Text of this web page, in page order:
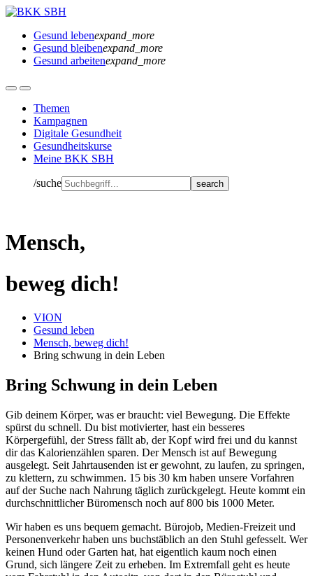
Gesund lebenexpand_more
Gesund bleibenexpand_more
Gesund arbeitenexpand_more
Themen
Kampagnen
Digitale Gesundheit
Gesundheitskurse
Meine BKK SBH
/suche
Mensch,
beweg dich!
VION
Gesund leben
Mensch, beweg dich!
Bring schwung in dein Leben
Bring Schwung in dein Leben
Gib deinem Körper, was er braucht: viel Bewegung. Die Effekte
spürst du schnell. Du bist motivierter, hast ein besseres
Körpergefühl, der Stress fällt ab, der Kopf wird frei und du kannst
dir das Kalorienzählen sparen. Der Mensch ist auf Bewegung
ausgelegt. Seit Jahrtausenden ist er gewohnt, zu laufen, zu springen,
zu klettern, zu schwimmen. 15 bis 30 km haben unsere Vorfahren
auf der Suche nach Nahrung täglich zurückgelegt. Heute kommt ein
durchschnittlicher Büromensch noch auf 800 bis 1000 Meter.
Wir haben es uns bequem gemacht. Bürojob, Medien-Freizeit und
Personenverkehr haben uns buchstäblich an den Stuhl gefesselt. Wer
keinen Hund oder Garten hat, hat eigentlich kaum noch einen
Grund, sich längere Zeit zu erheben. Im Extremfall geht es heute